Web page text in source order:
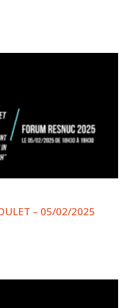
– 05/02/2025